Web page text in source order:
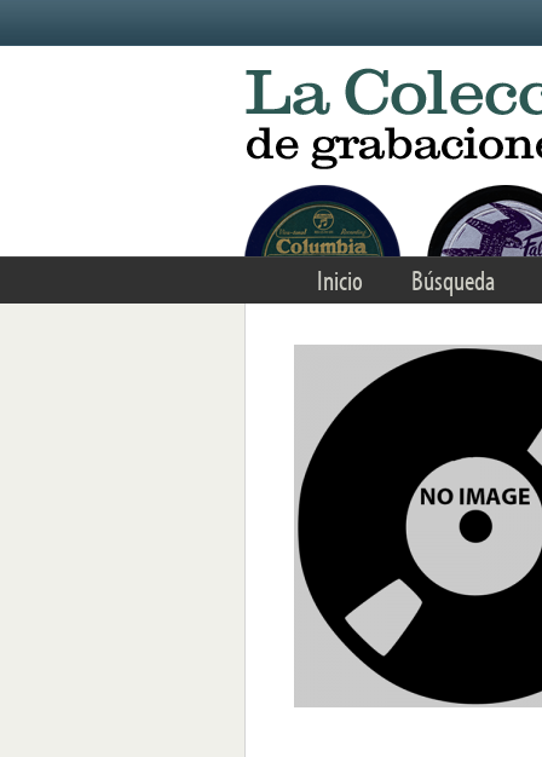
Inicio Búsqueda